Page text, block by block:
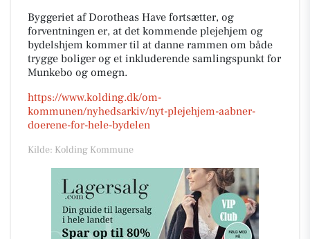
Byggeriet af Dorotheas Have fortsætter, og
forventningen er, at det kommende plejehjem og
bydelshjem kommer til at danne rammen om både
trygge boliger og et inkluderende samlingspunkt for
Munkebo og omegn.
https://www.kolding.dk/om-
kommunen/nyhedsarkiv/nyt-plejehjem-aabner-
doerene-for-hele-bydelen
Kilde: Kolding Kommune